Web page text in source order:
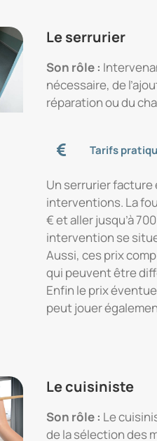
Le serrurier
Son rôle :
nécessaire, de
réparation ou du
Tarifs
Un serrurier facture
interventions. La
€ et aller jusqu’à
intervention se
Aussi, ces prix
qui peuvent être
Enfin le prix
peut jouer
Le cuisiniste
Son rôle : Le
de la sélection des